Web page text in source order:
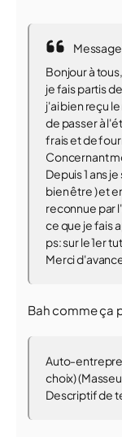
Bonjour à tous,
je fais partis
j'ai bien reçu
de passer à
frais et de
Concernant
Depuis 1 ans
bien être ) et
reconnue par
ce que je fais
ps: sur le 1er
Merci
Bah comme ça
Auto-
choix)
Descriptif de